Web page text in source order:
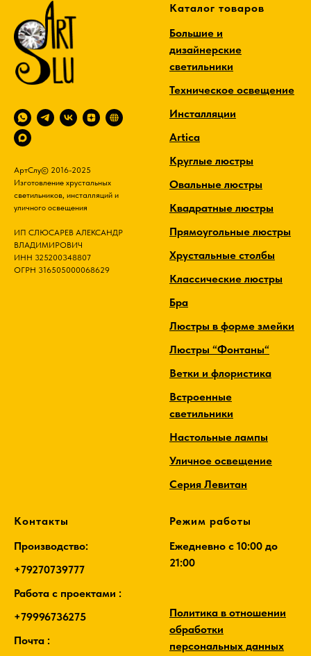
АртСлу© 2016-2025
Изготовление хрустальных
светильников, инсталляций и
уличного освещения
ИП СЛЮСАРЕВ АЛЕКСАНДР
ВЛАДИМИРОВИЧ
ИНН 325200348807
ОГРН 316505000068629
Каталог товаров
Большие и
дизайнерские
светильники
Техническое освещение
Инсталляции
Artica
Круглые люстры
Овальные люстры
Квадратные люстры
Прямоугольные люстры
Хрустальные столбы
Классические люстры
Бра
Люстры в форме змейки
Люстры “Фонтаны“
Ветки и флористика
Встроенные
светильники
Настольные лампы
Уличное освещение
Серия Левитан
Контакты
Производство:
+79270739777
Работа с проектами :
+79996736275
Почта :
Режим работы
Ежедневно c 10:00 до
21:00
Политика в отношении
обработки
персональных данных